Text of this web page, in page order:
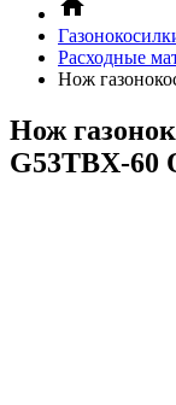
Расходные
Нож
Нож
G53TBX-60